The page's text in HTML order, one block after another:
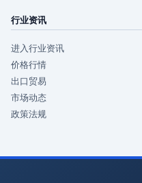
行业资讯
进入行业资讯
价格行情
出口贸易
市场动态
政策法规